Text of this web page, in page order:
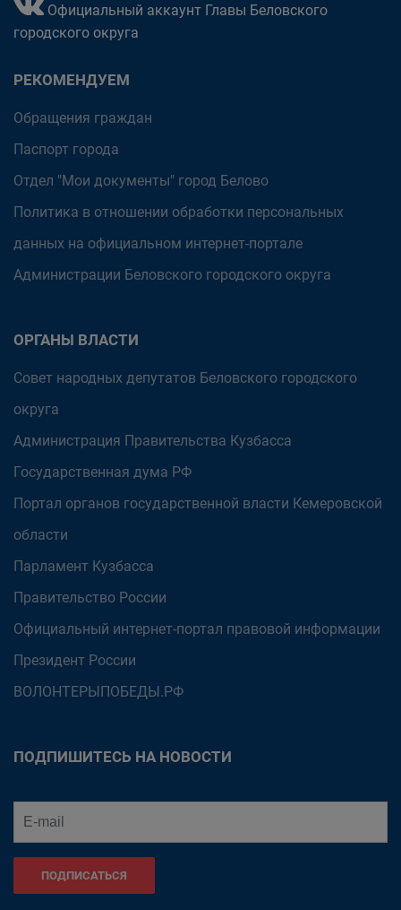
Официальный аккаунт Главы Беловского
городского округа
РЕКОМЕНДУЕМ
Обращения граждан
Паспорт города
Отдел "Мои документы" город Белово
Политика в отношении обработки персональных
данных на официальном интернет-портале
Администрации Беловского городского округа
ОРГАНЫ ВЛАСТИ
Совет народных депутатов Беловского городского
округа
Администрация Правительства Кузбасса
Государственная дума РФ
Портал органов государственной власти Кемеровской
области
Парламент Кузбасса
Правительство России
Официальный интернет-портал правовой информации
Президент России
ВОЛОНТЕРЫПОБЕДЫ.РФ
ПОДПИШИТЕСЬ НА НОВОСТИ
ПОДПИСАТЬСЯ